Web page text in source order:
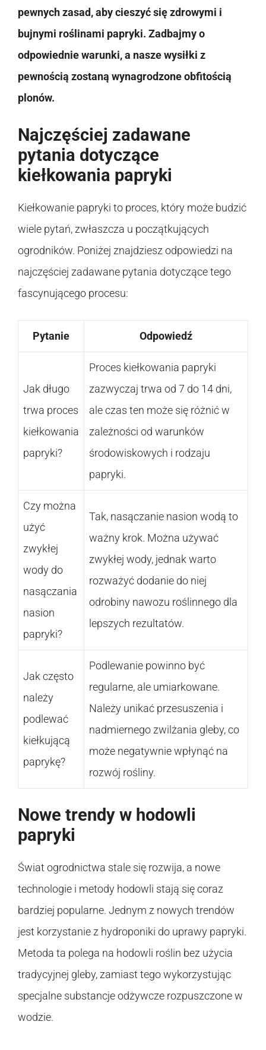
pewnych zasad, aby cieszyć się zdrowymi i
bujnymi roślinami papryki. Zadbajmy o
odpowiednie warunki, a nasze wysiłki z
pewnością zostaną wynagrodzone obfitością
plonów.
Najczęściej zadawane
pytania dotyczące
kiełkowania papryki
Kiełkowanie papryki to proces, który może budzić
wiele pytań, zwłaszcza u początkujących
ogrodników. Poniżej znajdziesz odpowiedzi na
najczęściej zadawane pytania dotyczące tego
fascynującego procesu:
Pytanie Odpowiedź
Jak długo
trwa proces
kiełkowania
papryki?
Proces kiełkowania papryki
zazwyczaj trwa od 7 do 14 dni,
ale czas ten może się różnić w
zależności od warunków
środowiskowych i rodzaju
papryki.
Czy można
użyć
zwykłej
wody do
nasączania
nasion
papryki?
Tak, nasączanie nasion wodą to
ważny krok. Można używać
zwykłej wody, jednak warto
rozważyć dodanie do niej
odrobiny nawozu roślinnego dla
lepszych rezultatów.
Jak często
należy
podlewać
kiełkującą
paprykę?
Podlewanie powinno być
regularne, ale umiarkowane.
Należy unikać przesuszenia i
nadmiernego zwilżania gleby, co
może negatywnie wpłynąć na
rozwój rośliny.
Nowe trendy w hodowli
papryki
Świat ogrodnictwa stale się rozwija, a nowe
technologie i metody hodowli stają się coraz
bardziej popularne. Jednym z nowych trendów
jest korzystanie z hydroponiki do uprawy papryki.
Metoda ta polega na hodowli roślin bez użycia
tradycyjnej gleby, zamiast tego wykorzystując
specjalne substancje odżywcze rozpuszczone w
wodzie.